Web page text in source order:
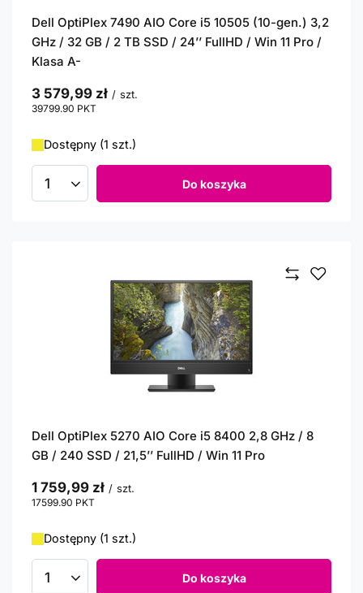
Dell OptiPlex 7490 AIO Core i5 10505 (10-gen.) 3,2
GHz / 32 GB / 2 TB SSD / 24’’ FullHD / Win 11 Pro /
Klasa A-
3 579,99 zł / szt.
39799.90 PKT
Dostępny (1 szt.)
Ilość produktów Do koszyka
Dell OptiPlex 5270 AIO Core i5 8400 2,8 GHz / 8
GB / 240 SSD / 21,5’’ FullHD / Win 11 Pro
1 759,99 zł / szt.
17599.90 PKT
Dostępny (1 szt.)
Ilość produktów Do koszyka